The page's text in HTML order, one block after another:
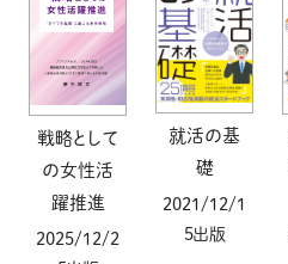
戦略として
の女性活
躍推進
2025/12/2
就活の基
礎
2021/12/1
5出版